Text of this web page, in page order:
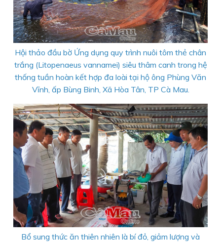
Hội thảo đầu bờ Ứng dụng quy trình nuôi tôm thẻ chân
trắng (Litopenaeus vannamei) siêu thâm canh trong hệ
thống tuần hoàn kết hợp đa loài tại hộ ông Phùng Văn
Vĩnh, ấp Bùng Binh, Xã Hòa Tân, TP Cà Mau.
Bổ sung thức ăn thiên nhiên là bí đỏ, giảm lượng và